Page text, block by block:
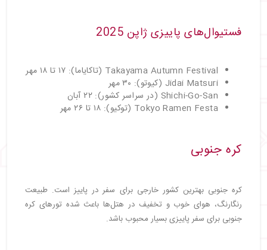
فستیوال‌های پاییزی ژاپن 2025
Takayama Autumn Festival (تاکایاما): ۱۷ تا ۱۸ مهر
Jidai Matsuri (کیوتو): ۳۰ مهر
Shichi-Go-San (در سراسر کشور): ۲۲ آبان
Tokyo Ramen Festa (توکیو): ۱۸ تا ۲۶ مهر
کره جنوبی
کره جنوبی بهترین کشور خارجی برای سفر در پاییز است. طبیعت
رنگارنگ، هوای خوب و تخفیف در هتل‌ها باعث شده تورهای کره
جنوبی برای سفر پاییزی بسیار محبوب باشد.